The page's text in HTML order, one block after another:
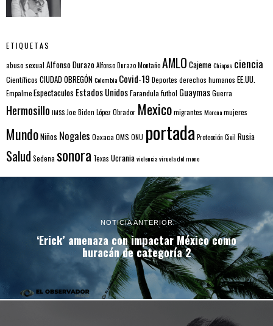
ETIQUETAS
abuso sexual Alfonso DurazoAlfonso Durazo MontañoAMLO CajemeChiapas ciencia
Científicos CIUDAD OBREGÓNColombia Covid-19 Deportes derechos humanos EE.UU.
EmpalmeEspectaculos Estados UnidosFarandulafutbol GuaymasGuerra
Hermosillo IMSS Joe Biden López Obrador Mexicomigrantes Morenamujeres
MundoNiños Nogales Oaxaca OMS ONU portada Protección Civil Rusia
Salud Sedena sonora Texas Ucraniaviolenciaviruela del mono
NOTICIA ANTERIOR
‘Erick’ amenaza con impactar México como
huracán de categoría 2